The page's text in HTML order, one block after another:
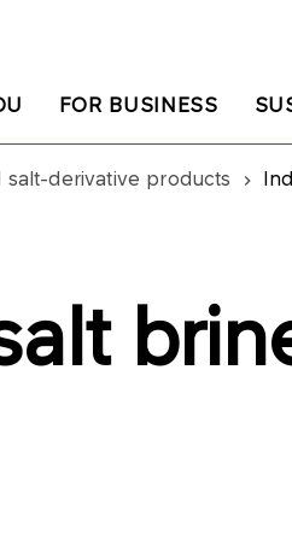
FOR BUSINESS
salt-derivative products